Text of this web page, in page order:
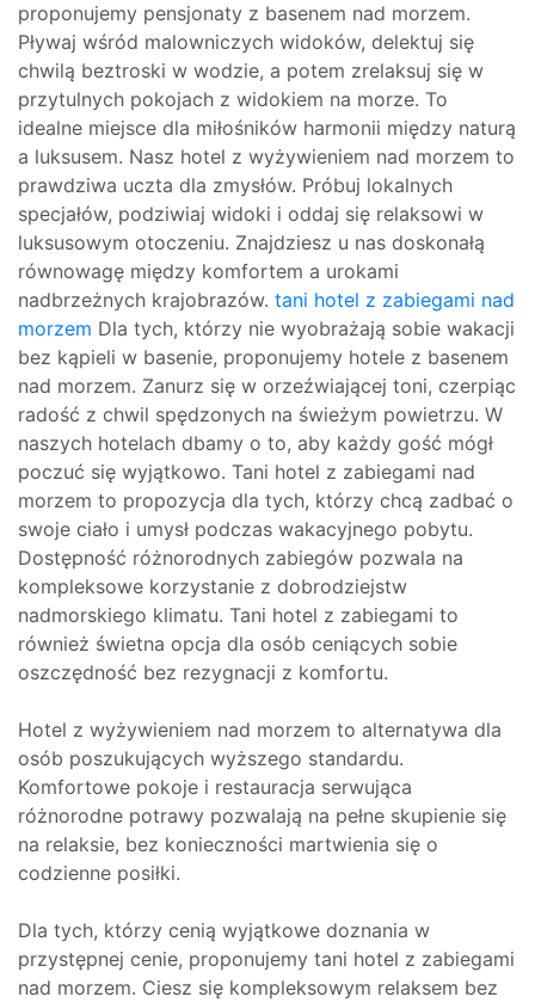
proponujemy pensjonaty z basenem nad morzem.
Pływaj wśród malowniczych widoków, delektuj się
chwilą beztroski w wodzie, a potem zrelaksuj się w
przytulnych pokojach z widokiem na morze. To
idealne miejsce dla miłośników harmonii między naturą
a luksusem. Nasz hotel z wyżywieniem nad morzem to
prawdziwa uczta dla zmysłów. Próbuj lokalnych
specjałów, podziwiaj widoki i oddaj się relaksowi w
luksusowym otoczeniu. Znajdziesz u nas doskonałą
równowagę między komfortem a urokami
nadbrzeżnych krajobrazów. tani hotel z zabiegami nad
morzem Dla tych, którzy nie wyobrażają sobie wakacji
bez kąpieli w basenie, proponujemy hotele z basenem
nad morzem. Zanurz się w orzeźwiającej toni, czerpiąc
radość z chwil spędzonych na świeżym powietrzu. W
naszych hotelach dbamy o to, aby każdy gość mógł
poczuć się wyjątkowo. Tani hotel z zabiegami nad
morzem to propozycja dla tych, którzy chcą zadbać o
swoje ciało i umysł podczas wakacyjnego pobytu.
Dostępność różnorodnych zabiegów pozwala na
kompleksowe korzystanie z dobrodziejstw
nadmorskiego klimatu. Tani hotel z zabiegami to
również świetna opcja dla osób ceniących sobie
oszczędność bez rezygnacji z komfortu.
Hotel z wyżywieniem nad morzem to alternatywa dla
osób poszukujących wyższego standardu.
Komfortowe pokoje i restauracja serwująca
różnorodne potrawy pozwalają na pełne skupienie się
na relaksie, bez konieczności martwienia się o
codzienne posiłki.
Dla tych, którzy cenią wyjątkowe doznania w
przystępnej cenie, proponujemy tani hotel z zabiegami
nad morzem. Ciesz się kompleksowym relaksem bez